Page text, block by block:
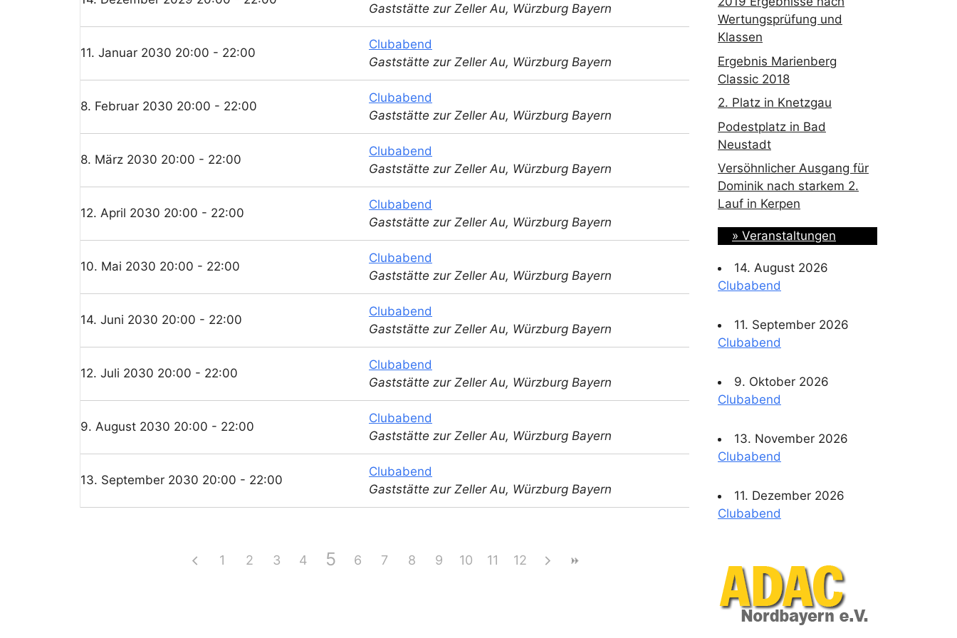
Gaststätte zur Zeller Au, Würzburg Bayern
11. Januar 2030 20:00 - 22:00
Clubabend
Gaststätte zur Zeller Au, Würzburg Bayern
8. Februar 2030 20:00 - 22:00
Clubabend
Gaststätte zur Zeller Au, Würzburg Bayern
8. März 2030 20:00 - 22:00
Clubabend
Gaststätte zur Zeller Au, Würzburg Bayern
12. April 2030 20:00 - 22:00
Clubabend
Gaststätte zur Zeller Au, Würzburg Bayern
10. Mai 2030 20:00 - 22:00
Clubabend
Gaststätte zur Zeller Au, Würzburg Bayern
14. Juni 2030 20:00 - 22:00
Clubabend
Gaststätte zur Zeller Au, Würzburg Bayern
12. Juli 2030 20:00 - 22:00
Clubabend
Gaststätte zur Zeller Au, Würzburg Bayern
9. August 2030 20:00 - 22:00
Clubabend
Gaststätte zur Zeller Au, Würzburg Bayern
13. September 2030 20:00 - 22:00
Clubabend
Gaststätte zur Zeller Au, Würzburg Bayern
1 2 3 4 5 6 7 8 9 10 11 12
Wertungsprüfung und
Klassen
Ergebnis Marienberg
Classic 2018
2. Platz in Knetzgau
Podestplatz in Bad
Neustadt
Versöhnlicher Ausgang für
Dominik nach starkem 2.
Lauf in Kerpen
» Veranstaltungen
14. August 2026
Clubabend
11. September 2026
Clubabend
9. Oktober 2026
Clubabend
13. November 2026
Clubabend
11. Dezember 2026
Clubabend